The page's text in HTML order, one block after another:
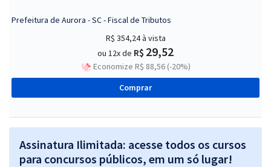
Prefeitura de Aurora - SC - Fiscal de Tributos
R$ 354,24à vista
ou 12x de R$ 29,52
Economize R$ 88,56 (-20%)
Comprar
Assinatura Ilimitada: acesse todos os cursos
para concursos públicos, em um só lugar!